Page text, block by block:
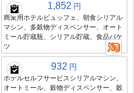
1,852 円
商業用ホテルビュッフェ、朝食シリアル
マシン、多穀物ディスペンサー、オート
ミール貯蔵瓶、シリアル貯蔵、食品バケ
ツ
932 円
ホテルセルフサービスシリアルマシン、
オートミール、穀物ディスペンサー、穀